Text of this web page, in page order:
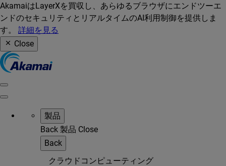
AkamaiはLayerXを買収し、あらゆるブラウザにエンドツーエ
ンドのセキュリティとリアルタイムのAI利用制御を提供しま
す。 詳細を見る
Close
製品
Back 製品 Close
Back
クラウドコンピューティング